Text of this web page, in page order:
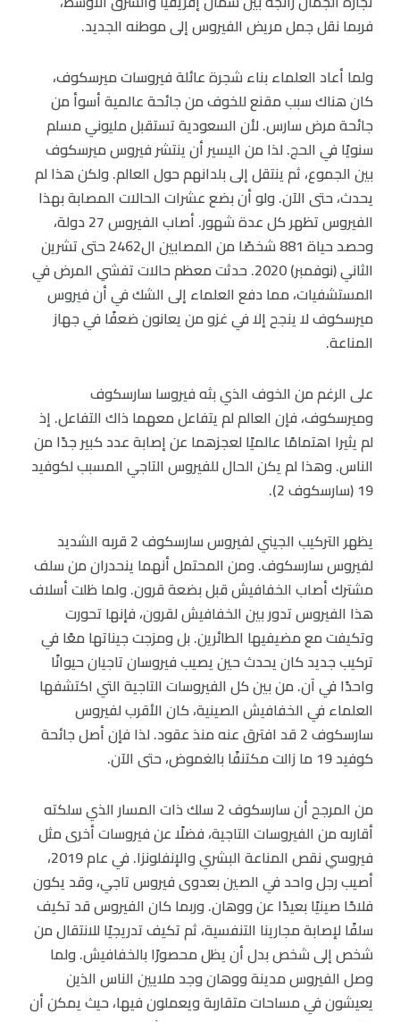
فربما نقل جمل مريض الفيروس إلى موطنه الجديد.
ولما أعاد العلماء بناء شجرة عائلة فيروسات ميرسكوف،
كان هناك سبب مقنع للخوف من جائحة عالمية أسوأ من
جائحة مرض سارس. لأن السعودية تستقبل مليوني مسلم
سنويًا في الحج. لذا من اليسير أن ينتشر فيروس ميرسكوف
بين الجموع، ثم ينتقل إلى بلدانهم حول العالم. ولكن هذا لم
يحدث، حتى الآن. ولو أن بضع عشرات الحالات المصابة بهذا
الفيروس تظهر كل عدة شهور. أصاب الفيروس 27 دولة،
وحصد حياة 881 شخصًا من المصابين ال2462 حتى تشرين
الثاني (نوفمبر) 2020. حدثت معظم حالات تفشي المرض في
المستشفيات، مما دفع العلماء إلى الشك في أن فيروس
ميرسكوف لا ينجح إلا في غزو من يعانون ضعفًا في جهاز
المناعة.
على الرغم من الخوف الذي بثه فيروسا سارسكوف
وميرسكوف، فإن العالم لم يتفاعل معهما ذاك التفاعل. إذ
لم يثيرا اهتمامًا عالميًا لعجزهما عن إصابة عدد كبير جدًا من
الناس. وهذا لم يكن الحال للفيروس التاجي المسبب لكوفيد
19 (سارسكوف 2).
يظهر التركيب الجيني لفيروس سارسكوف 2 قربه الشديد
لفيروس سارسكوف. ومن المحتمل أنهما ينحدران من سلف
مشترك أصاب الخفافيش قبل بضعة قرون. ولما ظلت أسلاف
هذا الفيروس تدور بين الخفافيش لقرون، فإنها تحورت
وتكيفت مع مضيفيها الطائرين. بل ومزجت جيناتها معًا في
تركيب جديد كان يحدث حين يصيب فيروسان تاجيان حيوانًا
واحدًا في آن. من بين كل الفيروسات التاجية التي اكتشفها
العلماء في الخفافيش الصينية، كان الأقرب لفيروس
سارسكوف 2 قد افترق عنه منذ عقود. لذا فإن أصل جائحة
كوفيد 19 ما زالت مكتنفًا بالغموض، حتى الآن.
من المرجح أن سارسكوف 2 سلك ذات المسار الذي سلكته
أقاربه من الفيروسات التاجية، فضلًا عن فيروسات أخرى مثل
فيروسي نقص المناعة البشري والإنفلونزا. في عام 2019،
أصيب رجل واحد في الصين بعدوى فيروس تاجي، وقد يكون
فلاحًا صينيًا بعيدًا عن ووهان. وربما كان الفيروس قد تكيف
سلفًا لإصابة مجارينا التنفسية، ثم تكيف تدريجيًا للانتقال من
شخص إلى شخص بدل أن يظل محصورًا بالخفافيش. ولما
وصل الفيروس مدينة ووهان وجد ملايين الناس الذين
يعيشون في مساحات متقاربة ويعملون فيها، حيث يمكن أن